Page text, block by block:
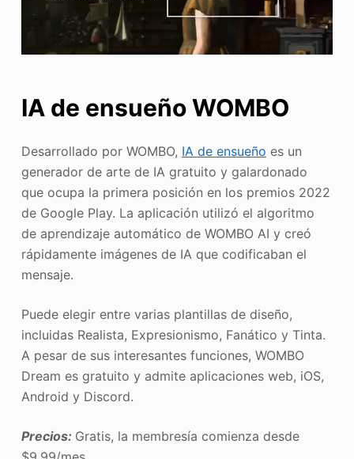
IA de ensueño WOMBO
Desarrollado por WOMBO, IA de ensueño es un
generador de arte de IA gratuito y galardonado
que ocupa la primera posición en los premios 2022
de Google Play. La aplicación utilizó el algoritmo
de aprendizaje automático de WOMBO AI y creó
rápidamente imágenes de IA que codificaban el
mensaje.
Puede elegir entre varias plantillas de diseño,
incluidas Realista, Expresionismo, Fanático y Tinta.
A pesar de sus interesantes funciones, WOMBO
Dream es gratuito y admite aplicaciones web, iOS,
Android y Discord.
Precios: Gratis, la membresía comienza desde